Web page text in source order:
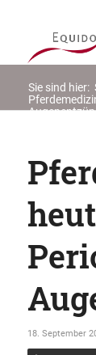
Sie sind hier:
18. September